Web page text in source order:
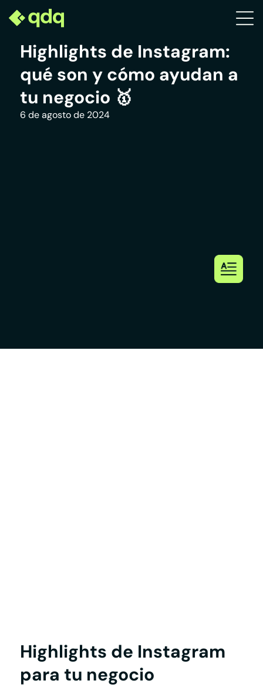
Highlights de Instagram:
qué son y cómo ayudan a
tu negocio 🥇
6 de agosto de 2024
Highlights de Instagram
para tu negocio